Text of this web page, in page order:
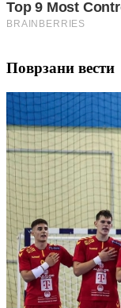
Поврзани вести